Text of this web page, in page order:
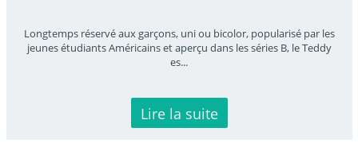
Longtemps réservé aux garçons, uni ou bicolor, popularisé par les
jeunes étudiants Américains et aperçu dans les séries B, le Teddy
es...
Lire la suite